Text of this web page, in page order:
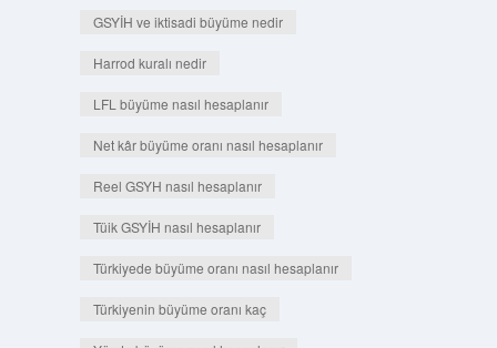
GSYİH ve iktisadi büyüme nedir
Harrod kuralı nedir
LFL büyüme nasıl hesaplanır
Net kâr büyüme oranı nasıl hesaplanır
Reel GSYH nasıl hesaplanır
Tüik GSYİH nasıl hesaplanır
Türkiyede büyüme oranı nasıl hesaplanır
Türkiyenin büyüme oranı kaç